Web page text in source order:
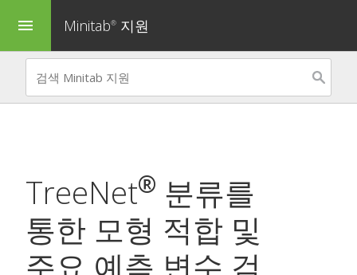
menu Minitab® 지원
TreeNet® 분류를
통한 모형 적합 및
주요 예측 변수 검